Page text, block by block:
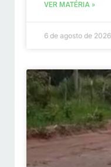
VER MATÉRIA »
6 de agosto de 2026